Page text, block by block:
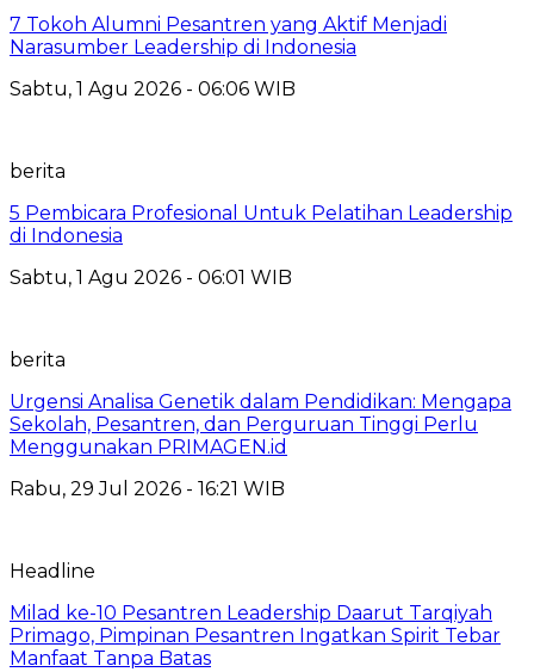
7 Tokoh Alumni Pesantren yang Aktif Menjadi
Narasumber Leadership di Indonesia
Sabtu, 1 Agu 2026 - 06:06 WIB
berita
5 Pembicara Profesional Untuk Pelatihan Leadership
di Indonesia
Sabtu, 1 Agu 2026 - 06:01 WIB
berita
Urgensi Analisa Genetik dalam Pendidikan: Mengapa
Sekolah, Pesantren, dan Perguruan Tinggi Perlu
Menggunakan PRIMAGEN.id
Rabu, 29 Jul 2026 - 16:21 WIB
Headline
Milad ke-10 Pesantren Leadership Daarut Tarqiyah
Primago, Pimpinan Pesantren Ingatkan Spirit Tebar
Manfaat Tanpa Batas